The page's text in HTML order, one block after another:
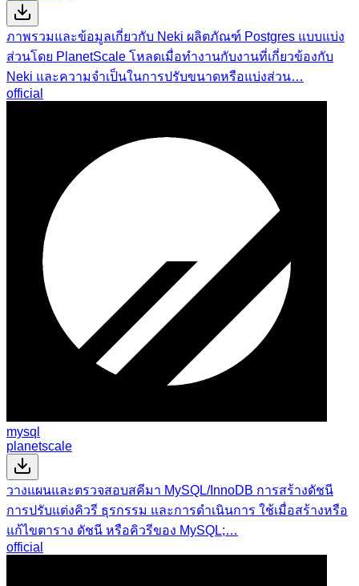
ภาพรวมและข้อมูลเกี่ยวกับ Neki ผลิตภัณฑ์ Postgres แบบแบ่ง
ส่วนโดย PlanetScale โหลดเมื่อทำงานกับงานที่เกี่ยวข้องกับ
Neki และความจำเป็นในการปรับขนาดหรือแบ่งส่วน…
official
mysql
planetscale
วางแผนและตรวจสอบสคีมา MySQL/InnoDB การสร้างดัชนี
การปรับแต่งคิวรี ธุรกรรม และการดำเนินการ ใช้เมื่อสร้างหรือ
แก้ไขตาราง ดัชนี หรือคิวรีของ MySQL;…
official